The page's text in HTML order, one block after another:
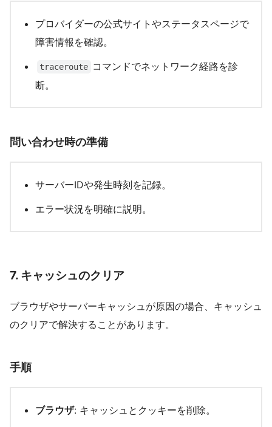
プロバイダーの公式サイトやステータスページで
障害情報を確認。
traceroute コマンドでネットワーク経路を診
断。
問い合わせ時の準備
サーバーIDや発生時刻を記録。
エラー状況を明確に説明。
7. キャッシュのクリア
ブラウザやサーバーキャッシュが原因の場合、キャッシュ
のクリアで解決することがあります。
手順
ブラウザ: キャッシュとクッキーを削除。